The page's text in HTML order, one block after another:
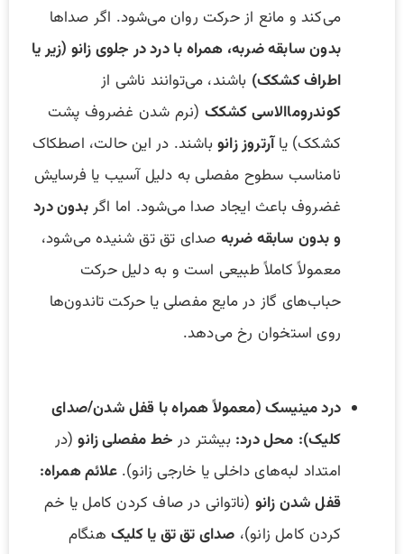
می‌کند و مانع از حرکت روان می‌شود. اگر صداها
بدون سابقه ضربه، همراه با درد در جلوی زانو (زیر یا
اطراف کشکک) باشند، می‌توانند ناشی از
کوندروماالاسی کشکک (نرم شدن غضروف پشت
کشکک) یاآرتروز زانوباشند. در این حالت، اصطکاک
نامناسب سطوح مفصلی به دلیل آسیب یا فرسایش
غضروف باعث ایجاد صدا می‌شود. اما اگربدون درد
و بدون سابقه ضربه صدای تق تق شنیده می‌شود،
معمولاً کاملاً طبیعی است و به دلیل حرکت
حباب‌های گاز در مایع مفصلی یا حرکت تاندون‌ها
روی استخوان رخ می‌دهد.
درد مینیسک (معمولاً همراه با قفل شدن/صدای
کلیک): محل درد: بیشتر در خط مفصلی زانو(در
امتداد لبه‌های داخلی یا خارجی زانو).علائم همراه:
قفل شدن زانو (ناتوانی در صاف کردن کامل یا خم
کردن کامل زانو)، صدای تق تق یا کلیک هنگام